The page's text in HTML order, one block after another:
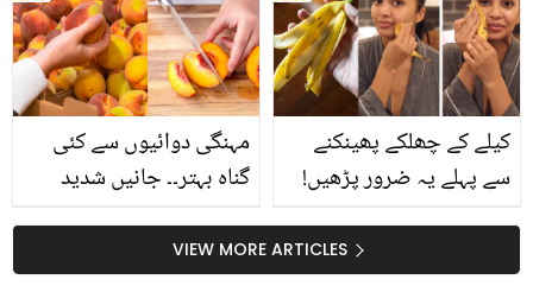
حقیقت کیا ہے اور افواہ
کیا؟
مہنگی دوائیوں سے کئی
گناہ بہتر۔۔ جانیں شدید
کیوں کھانا چاہیے؟
کیلے کے چھلکے پھینکنے
سے پہلے یہ ضرور پڑھیں!
سستا اور قدرتی حلVIEW MORE ARTICLES